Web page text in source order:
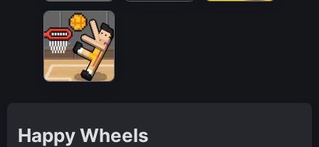
Happy Wheels